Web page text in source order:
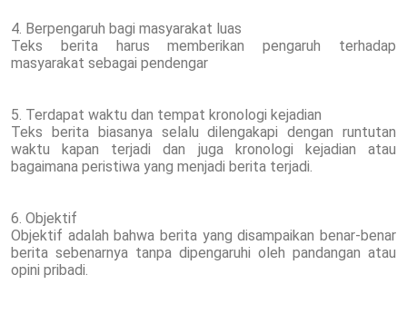
4. Berpengaruh bagi masyarakat luas
Teks berita harus memberikan pengaruh terhadap
masyarakat sebagai pendengar
5. Terdapat waktu dan tempat kronologi kejadian
Teks berita biasanya selalu dilengakapi dengan runtutan
waktu kapan terjadi dan juga kronologi kejadian atau
bagaimana peristiwa yang menjadi berita terjadi.
6. Objektif
Objektif adalah bahwa berita yang disampaikan benar-benar
berita sebenarnya tanpa dipengaruhi oleh pandangan atau
opini pribadi.